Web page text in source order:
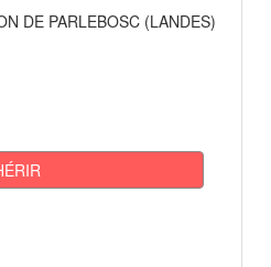
DE PARLEBOSC (LANDES)